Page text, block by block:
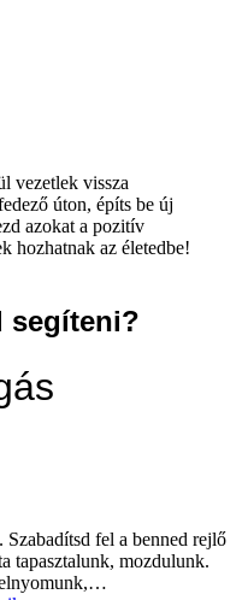
vezetlek vissza
úton, építs be új
azokat a pozitív
hozhatnak az életedbe!
segíteni?
fel a benned rejlő
tapasztalunk, mozdulunk.
elnyomunk,…